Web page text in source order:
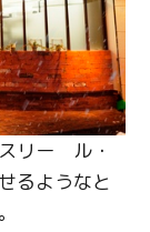
リー ル・
るようなと